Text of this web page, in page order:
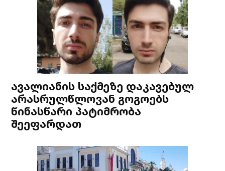
ავალიანის საქმეზე დაკავებულ
არასრულწლოვან გოგოებს
წინასწარი პატიმრობა
შეეფარდათ